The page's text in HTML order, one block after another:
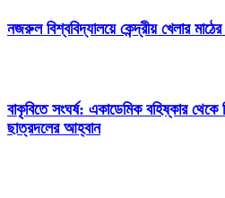
নজরুল বিশ্ববিদ্যালয়ে কেন্দ্রীয় খেলার
বাকৃবিতে সংঘর্ষ: একাডেমিক বহিষ্কার
ছাত্রদলের আহ্বান